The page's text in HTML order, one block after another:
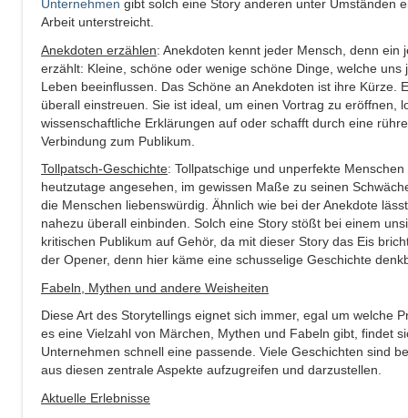
Unternehmen gibt solch eine Story anderen unter Umständen
Arbeit unterstreicht.
Anekdoten erzählen: Anekdoten kennt jeder Mensch, denn ein
erzählt: Kleine, schöne oder wenige schöne Dinge, welche
Leben beeinflussen. Das Schöne an Anekdoten ist ihre Kürze.
überall einstreuen. Sie ist ideal, um einen Vortrag zu eröffnen,
wissenschaftliche Erklärungen auf oder schafft durch eine
Verbindung zum Publikum.
Tollpatsch-Geschichte: Tollpatschige und unperfekte
heutzutage angesehen, im gewissen Maße zu seinen
die Menschen liebenswürdig. Ähnlich wie bei der Anekdote
nahezu überall einbinden. Solch eine Story stößt bei einem
kritischen Publikum auf Gehör, da mit dieser Story das Eis
der Opener, denn hier käme eine schusselige Geschichte
Fabeln, Mythen und andere Weisheiten
Diese Art des Storytellings eignet sich immer, egal um welche
es eine Vielzahl von Märchen, Mythen und Fabeln gibt, findet
Unternehmen schnell eine passende. Viele Geschichten sind
aus diesen zentrale Aspekte aufzugreifen und darzustellen.
Aktuelle Erlebnisse